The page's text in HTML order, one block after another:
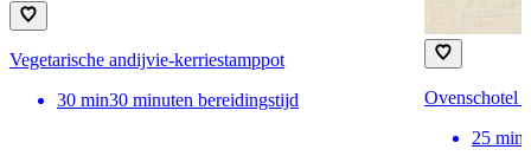
Vegetarische andijvie-kerriestamppot
30 min30 minuten bereidingstijd
Ovenschotel
25 min